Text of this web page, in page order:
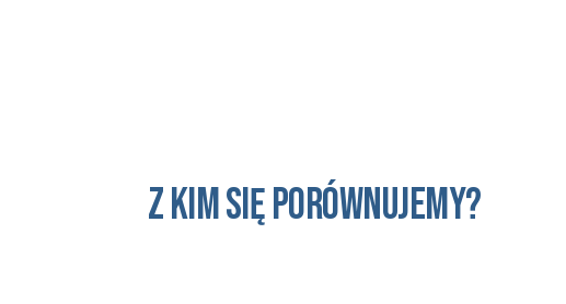
Z kim się porównujemy?